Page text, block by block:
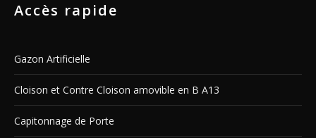
Accès rapide
Gazon Artificielle
Cloison et Contre Cloison amovible en B A13
Capitonnage de Porte